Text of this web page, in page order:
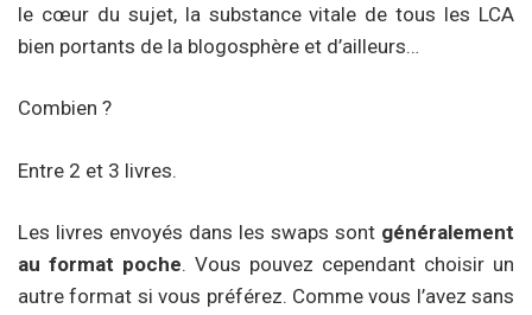
le cœur du sujet, la substance vitale de tous les LCA
bien portants de la blogosphère et d’ailleurs…
Combien ?
Entre 2 et 3 livres.
Les livres envoyés dans les swaps sont généralement
au format poche. Vous pouvez cependant choisir un
autre format si vous préférez. Comme vous l’avez sans